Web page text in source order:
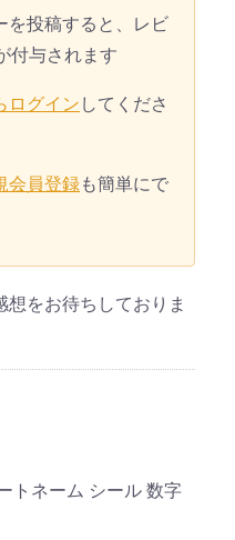
を投稿すると、レビ
付与されます
ログイン してくださ
会員登録も簡単にで
をお待ちしておりま
トネーム シール 数字